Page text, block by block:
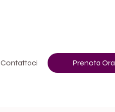
Prenota Ora
Contattaci